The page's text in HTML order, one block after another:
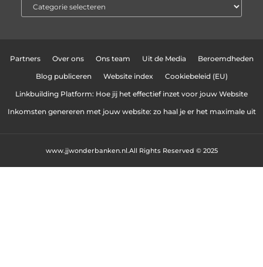
Partners Over ons Ons team Uit de Media Beroemdheden
Blog publiceren Website index Cookiebeleid (EU)
Linkbuilding Platform: Hoe jij het effectief inzet voor jouw Website
Inkomsten genereren met jouw website: zo haal je er het maximale uit
All Rights Reserved © 2025
www.jjwonderbanken.nl.